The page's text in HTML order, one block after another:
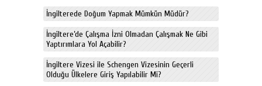
İngilterede Doğum Yapmak Mümkün Müdür?
İngiltere’de Çalışma İzni Olmadan Çalışmak Ne Gibi
Yaptırımlara Yol Açabilir?
İngiltere Vizesi ile Schengen Vizesinin Geçerli
Olduğu Ülkelere Giriş Yapılabilir Mi?